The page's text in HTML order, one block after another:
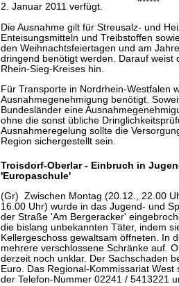
2. Januar 2011 verfügt.
Die Ausnahme gilt für Streusalz- und
Enteisungsmitteln und Treibstoffen
den Weihnachtsfeiertagen und am
dringend benötigt werden. Darauf weist
Rhein-Sieg-Kreises hin.
Für Transporte in Nordrhein-Westfalen
Ausnahmegenehmigung benötigt.
Bundesländer eine
ohne die sonst übliche
Ausnahmeregelung sollte die
Region sichergestellt sein.
Troisdorf-Oberlar - Einbruch in
'Europaschule'
(Gr) Zwischen Montag (20.12., 22.00
16.00 Uhr) wurde in das Jugend- und
der Straße 'Am Bergeracker'
die bislang unbekannten Täter, indem
Kellergeschoss gewaltsam öffneten. In
mehrere verschlossene Schränke auf.
derzeit noch unklar. Der Sachschaden
Euro. Das Regional-Kommissariat
der Telefon-Nummer 02241 / 5413221